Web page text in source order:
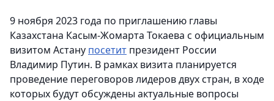
9 ноября 2023 года по приглашению главы
Казахстана Касым-Жомарта Токаева с официальным
визитом Астану посетит президент России
Владимир Путин. В рамках визита планируется
проведение переговоров лидеров двух стран, в ходе
которых будут обсуждены актуальные вопросы